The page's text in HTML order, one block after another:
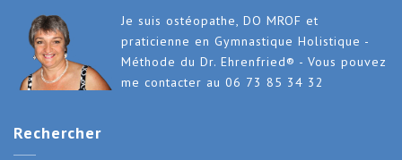
Je suis ostéopathe, DO MROF et
praticienne en Gymnastique Holistique -
Méthode du Dr. Ehrenfried® - Vous pouvez
me contacter au 06 73 85 34 32
Rechercher